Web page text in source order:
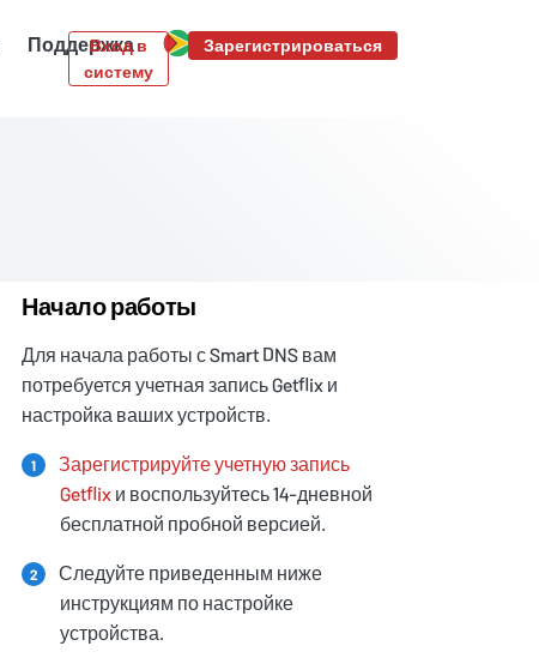
Поддержка
Вход в
систему
Зарегистрироваться
Начало работы
Для начала работы с Smart DNS вам
потребуется учетная запись Getflix и
настройка ваших устройств.
1
Зарегистрируйте учетную запись
Getflix и воспользуйтесь 14-дневной
бесплатной пробной версией.
2
Следуйте приведенным ниже
инструкциям по настройке
устройства.